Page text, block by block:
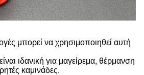
μπορεί να χρησιμοποιηθεί αυτή
ιδανική για μαγείρεμα, θέρμανση
καμινάδες.